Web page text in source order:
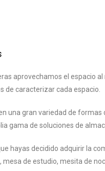
aprovechamos el espacio
de caracterizar cada espacio.
una gran variedad de formas
gama de soluciones de
hayas decidido adquirir la
de estudio, mesita de